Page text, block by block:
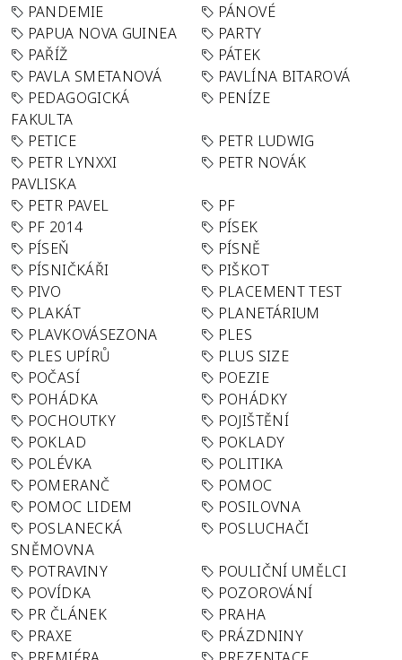
PANDEMIE
PÁNOVÉ
PAPUA NOVA GUINEA
PARTY
PAŘÍŽ
PÁTEK
PAVLA SMETANOVÁ
PAVLÍNA BITAROVÁ
PEDAGOGICKÁ
FAKULTA
PENÍZE
PETICE
PETR LUDWIG
PETR LYNXXI
PAVLISKA
PETR NOVÁK
PETR PAVEL
PF
PF 2014
PÍSEK
PÍSEŇ
PÍSNĚ
PÍSNIČKÁŘI
PIŠKOT
PIVO
PLACEMENT TEST
PLAKÁT
PLANETÁRIUM
PLAVKOVÁSEZONA
PLES
PLES UPÍRŮ
PLUS SIZE
POČASÍ
POEZIE
POHÁDKA
POHÁDKY
POCHOUTKY
POJIŠTĚNÍ
POKLAD
POKLADY
POLÉVKA
POLITIKA
POMERANČ
POMOC
POMOC LIDEM
POSILOVNA
POSLANECKÁ
SNĚMOVNA
POSLUCHAČI
POTRAVINY
POULIČNÍ UMĚLCI
POVÍDKA
POZOROVÁNÍ
PR ČLÁNEK
PRAHA
PRAXE
PRÁZDNINY